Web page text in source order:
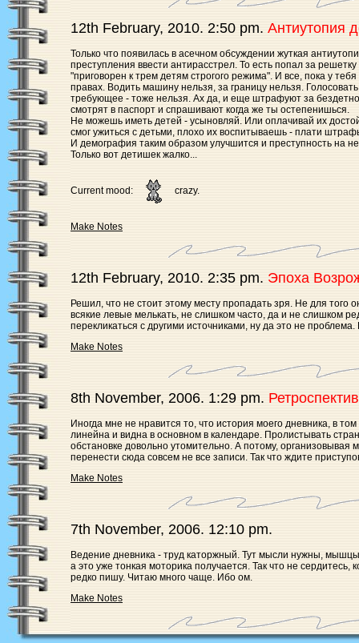
12th February, 2010. 2:50 pm. Антиутопия
Только что появилась в асечном обсуждении жуткая
преступления ввести антирасстрел. То есть попал за
"приговорен к трем детям строгого режима". И все, пока у
правах. Водить машину нельзя, за границу нельзя.
требующее - тоже нельзя. Ах да, и еще штрафуют за
смотрят в паспорт и спрашивают когда же ты остепенишься.
Не можешь иметь детей - усыновляй. Или оплачивай их
смог ужиться с детьми, плохо их воспитываешь - плати
И демография таким образом улучшится и преступность на
Только вот детишек жалко...
Current mood: crazy.
Make Notes
12th February, 2010. 2:35 pm. Эпоха
Решил, что не стоит этому месту пропадать зря. Не для того
всякие левые мелькать, не слишком часто, да и не слишком
перекликаться с другими источниками, ну да это не
Make Notes
8th November, 2006. 1:29 pm.
Иногда мне не нравится то, что история моего дневника, в
линейна и видна в основном в календаре. Пролистывать
обстановке довольно утомительно. А потому, организовывая
перенести сюда совсем не все записи. Так что ждите
Make Notes
7th November, 2006. 12:10 pm.
Ведение дневника - труд каторжный. Тут мысли нужны, мышцы
а это уже тонкая моторика получается. Так что не сердитесь,
редко пишу. Читаю много чаще. Ибо ом.
Make Notes